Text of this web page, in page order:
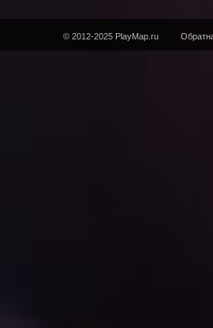
© 2012-2025 PlayMap.ru